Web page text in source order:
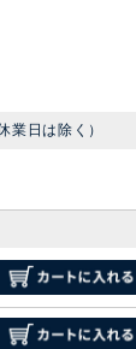
業日は除く）